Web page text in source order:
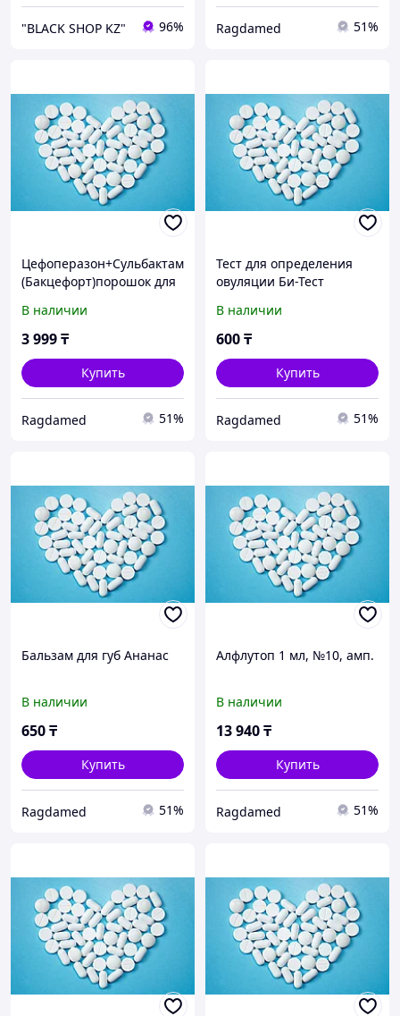
"BLACK SHOP KZ" 96% Ragdamed 51%
Цефоперазон+Сульбактам
(Бакцефорт)порошок для
для инъекций 1 гр/1 гр №
1
В наличии
3 999₸
Купить
Ragdamed 51%
Тест для определения
овуляции Би-Тест
В наличии
600₸
Купить
Ragdamed 51%
Бальзам для губ Ананас
В наличии
650₸
Купить
Ragdamed 51%
Алфлутоп 1 мл, №10, амп.
В наличии
13 940₸
Купить
Ragdamed 51%